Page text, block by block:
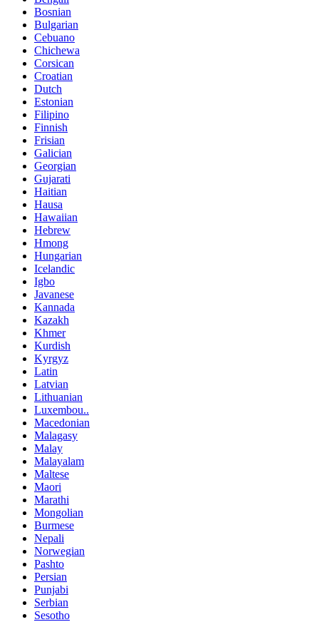
Bosnian
Bulgarian
Cebuano
Chichewa
Corsican
Croatian
Dutch
Estonian
Filipino
Finnish
Frisian
Galician
Georgian
Gujarati
Haitian
Hausa
Hawaiian
Hebrew
Hmong
Hungarian
Icelandic
Igbo
Javanese
Kannada
Kazakh
Khmer
Kurdish
Kyrgyz
Latin
Latvian
Lithuanian
Luxembou..
Macedonian
Malagasy
Malay
Malayalam
Maltese
Maori
Marathi
Mongolian
Burmese
Nepali
Norwegian
Pashto
Persian
Punjabi
Serbian
Sesotho